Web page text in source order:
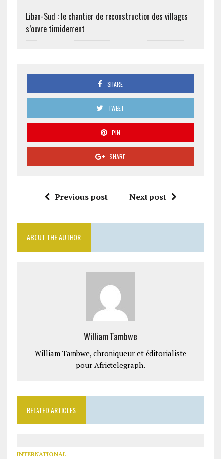
Liban-Sud : le chantier de reconstruction des villages
s’ouvre timidement
SHARE
TWEET
PIN
SHARE
Previous post Next post
ABOUT THE AUTHOR
William Tambwe
William Tambwe, chroniqueur et éditorialiste
pour Africtelegraph.
RELATED ARTICLES
INTERNATIONAL